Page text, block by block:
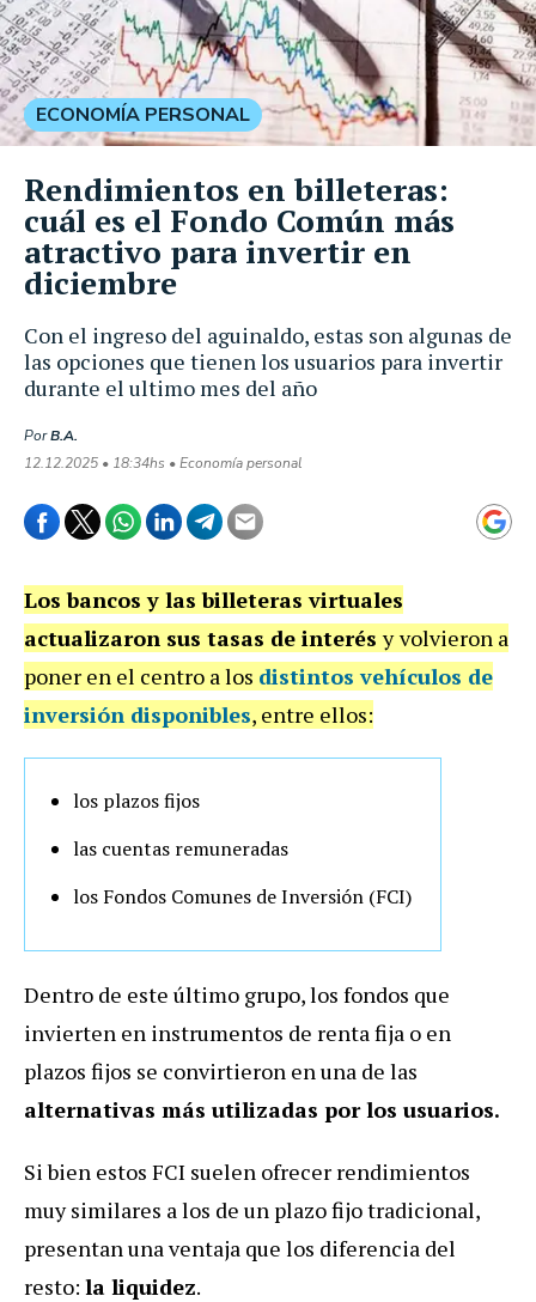
Con el ingreso del aguinaldo, estas son algunas de
las opciones que tienen los usuarios para invertir
durante el ultimo mes del año
PorB.A.
12.12.2025 • 18:34hs • Economía personal
ECONOMÍA PERSONAL
Rendimientos en billeteras:
cuál es el Fondo Común más
atractivo para invertir en
diciembre
Los bancos y las billeteras virtuales
actualizaron sus tasas de interésy volvieron a
poner en el centro a los distintos vehículos de
inversión disponibles, entre ellos:
los plazos fijos
las cuentas remuneradas
los Fondos Comunes de Inversión (FCI)
Dentro de este último grupo, los fondos que
invierten en instrumentos de renta fija o en
plazos fijos se convirtieron en una de las
alternativas más utilizadas por los usuarios.
Si bien estos FCI suelen ofrecer rendimientos
muy similares a los de un plazo fijo tradicional,
presentan una ventaja que los diferencia del
resto: la liquidez.